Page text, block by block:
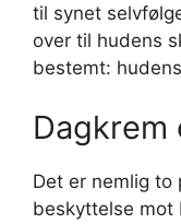
til synet
over til hudens
bestemt:
Dagkrem
Det er nemlig to
beskyttelse mot